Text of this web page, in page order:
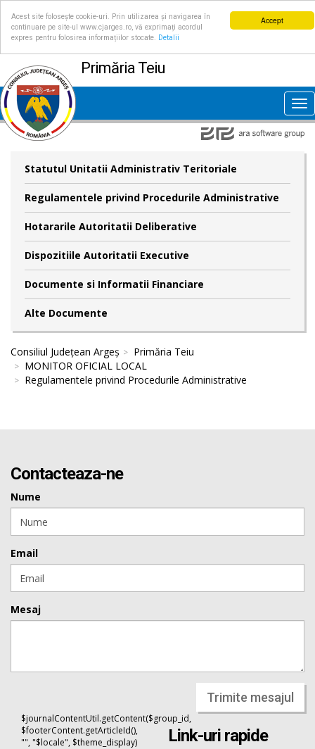
Accept
Acest site folosește cookie-uri. Prin utilizarea și navigarea în
continuare pe site-ul www.cjarges.ro, vă exprimați acordul
expres pentru folosirea informațiilor stocate.
Detalii
Primăria Teiu
Statutul Unitatii Administrativ Teritoriale
Regulamentele privind Procedurile Administrative
Hotararile Autoritatii Deliberative
Dispozitiile Autoritatii Executive
Documente si Informatii Financiare
Alte Documente
Consiliul Județean Argeș
Primăria Teiu
MONITOR OFICIAL LOCAL
Regulamentele privind Procedurile Administrative
Contacteaza-ne
Nume
Email
Mesaj
Trimite mesajul
$journalContentUtil.getContent($group_id,
$footerContent.getArticleId(),
"", "$locale", $theme_display)
Link-uri rapide